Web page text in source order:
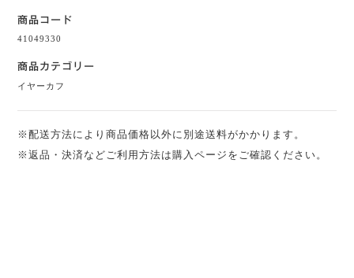
商品コード
41049330
商品カテゴリー
イヤーカフ
※配送方法により商品価格以外に別途送料がかかります。
※返品・決済などご利用方法は購入ページをご確認ください。